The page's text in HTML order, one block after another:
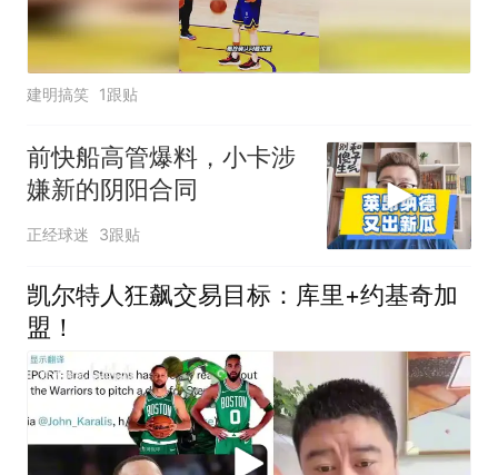
建明搞笑 1跟贴
前快船高管爆料，小卡涉
嫌新的阴阳合同
正经球迷 3跟贴
凯尔特人狂飙交易目标：库里+约基奇加
盟！